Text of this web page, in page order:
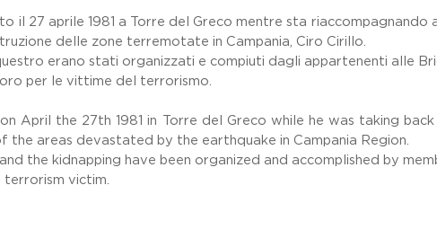
il 27 aprile 1981 a Torre del Greco mentre sta riaccompagnando
delle zone terremotate in Campania, Ciro Cirillo.
erano stati organizzati e compiuti dagli appartenenti alle
per le vittime del terrorismo.
April the 27th 1981 in Torre del Greco while he was taking
areas devastated by the earthquake in Campania Region.
the kidnapping have been organized and accomplished by
terrorism victim.